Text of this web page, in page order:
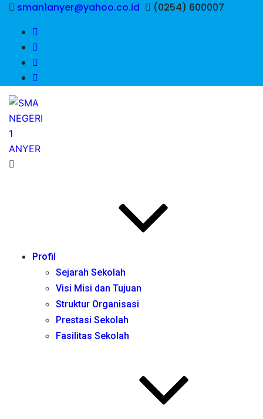
sman1anyer@yahoo.co.id (0254) 600007
Profil
Sejarah Sekolah
Visi Misi dan Tujuan
Struktur Organisasi
Prestasi Sekolah
Fasilitas Sekolah